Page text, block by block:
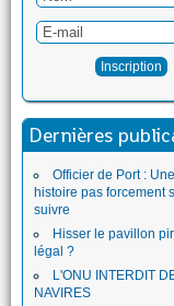
Dernières
Officier de Port :
histoire pas forcement
suivre
Hisser le pavillon
légal ?
L'ONU INTERDIT
NAVIRES